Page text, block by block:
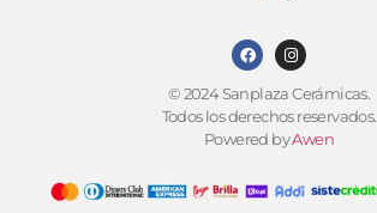
© 2024 Sanplaza Cerámicas.
Todos los derechos reservados.
Powered byAwen